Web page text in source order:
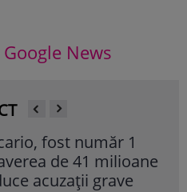
Google News
fost număr 1
de 41 milioane
acuzații grave